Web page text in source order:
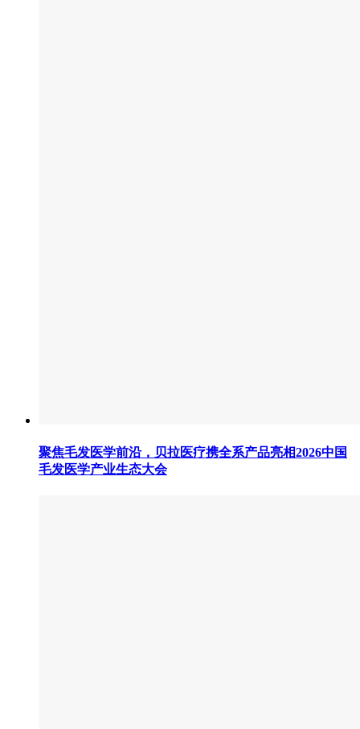
聚焦毛发医学前沿，贝拉医疗携全系产品亮相2026中国
毛发医学产业生态大会